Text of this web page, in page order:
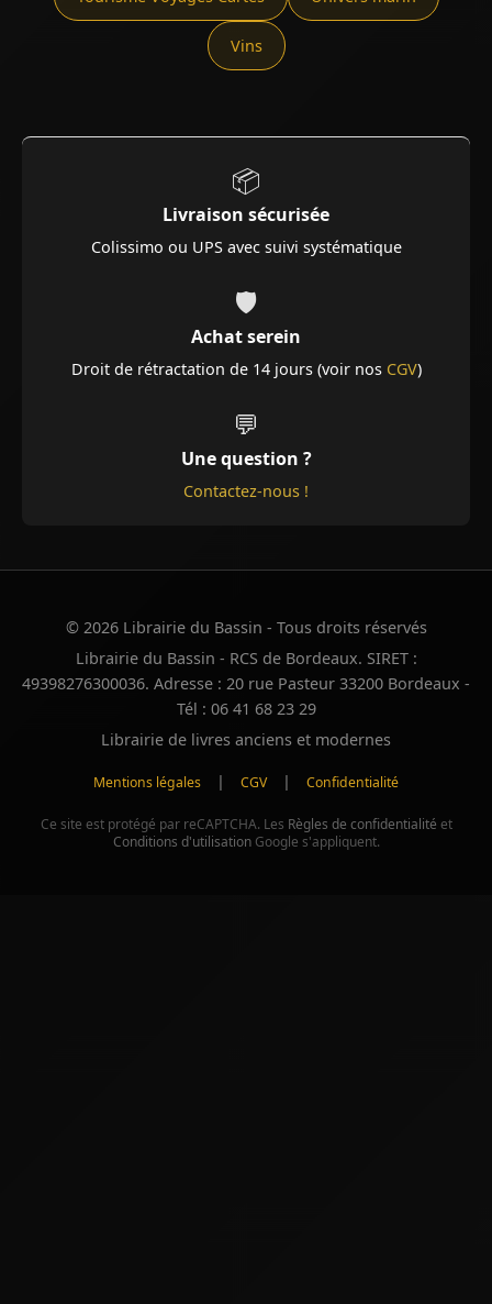
Vins
📦
Livraison sécurisée
Colissimo ou UPS avec suivi systématique
🛡️
Achat serein
Droit de rétractation de 14 jours (voir nos CGV)
💬
Une question ?
Contactez-nous !
© 2026 Librairie du Bassin - Tous droits réservés
Librairie du Bassin - RCS de Bordeaux. SIRET :
49398276300036. Adresse : 20 rue Pasteur 33200 Bordeaux -
Tél : 06 41 68 23 29
Librairie de livres anciens et modernes
Mentions légales | CGV | Confidentialité
Ce site est protégé par reCAPTCHA. Les Règles de confidentialité et
Conditions d'utilisationGoogle s'appliquent.